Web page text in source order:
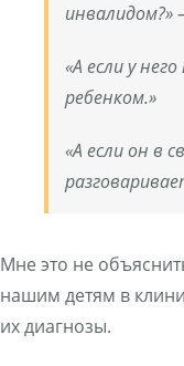
инвалидом?»
«А если у
ребенком.»
«А если он в
Мне это не
нашим детям в
их диагнозы.